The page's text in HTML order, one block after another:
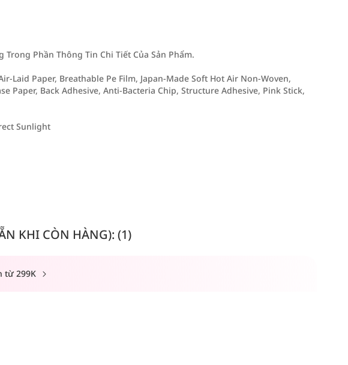
Trong Phần Thông Tin Chi Tiết Của Sản Phẩm.
Laid Paper, Breathable Pe Film, Japan-Made Soft Hot Air Non-Woven,
Paper, Back Adhesive, Anti-Bacteria Chip, Structure Adhesive, Pink Stick,
Sunlight
KHI CÒN HÀNG): (1)
từ 299K